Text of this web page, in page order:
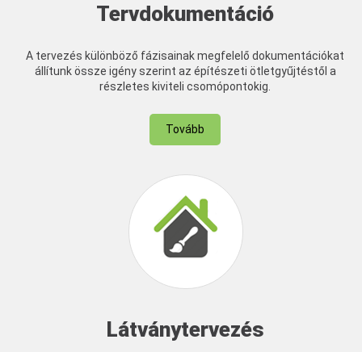
Tervdokumentáció
A tervezés különböző fázisainak megfelelő dokumentációkat
állítunk össze igény szerint az építészeti ötletgyűjtéstől a
részletes kiviteli csomópontokig.
Tovább
Látványtervezés